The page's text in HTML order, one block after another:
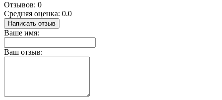
Отзывов: 0
Средняя оценка: 0.0
Написать отзыв
Ваше имя:
Ваш отзыв: